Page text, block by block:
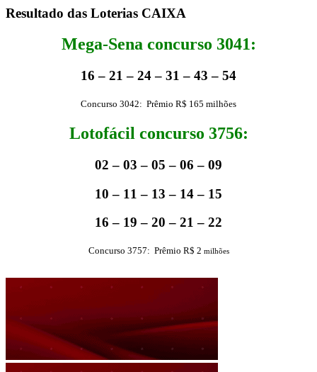
Resultado das Loterias CAIXA
Mega-Sena concurso 3041:
16 – 21 – 24 – 31 – 43 – 54
Concurso 3042: Prêmio R$ 165 milhões
Lotofácil concurso 3756:
02 – 03 – 05 – 06 – 09
10 – 11 – 13 – 14 – 15
16 – 19 – 20 – 21 – 22
Concurso 3757: Prêmio R$ 2 milhões